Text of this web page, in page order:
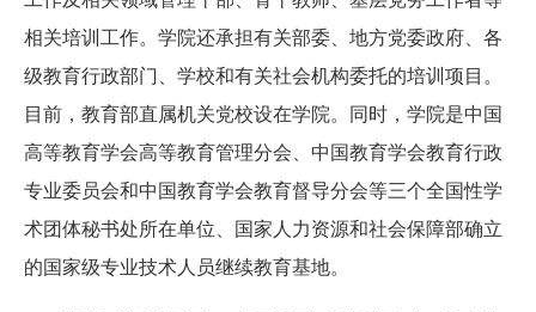
相关培训工作。学院还承担有关部委、地方党委政府、各
级教育行政部门、学校和有关社会机构委托的培训项目。
目前，教育部直属机关党校设在学院。同时，学院是中国
高等教育学会高等教育管理分会
中国教育学会教育行政
专业委员会和中国教育学会教育督导分会等三个全国性学
术团体秘书处所在单位、国家人力资源和社会保障部确立
的国家级专业技术人员继续教育基地。